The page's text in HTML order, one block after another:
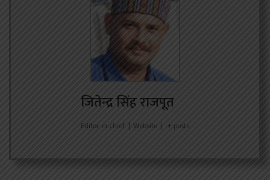
जितेन्द्र सिंह राजपूत
Editor in chief | Website | + posts